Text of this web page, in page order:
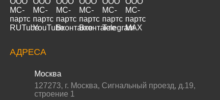
АДРЕСА
Москва
127273, г. Москва, Сигнальный проезд, д.19,
строение 1